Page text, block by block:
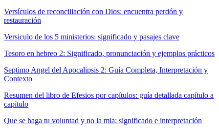
Versículos de reconciliación con Dios: encuentra perdón y
restauración
Versiculo de los 5 ministerios: significado y pasajes clave
Tesoro en hebreo 2: Significado, pronunciación y ejemplos prácticos
Septimo Angel del Apocalipsis 2: Guía Completa, Interpretación y
Contexto
Resumen del libro de Efesios por capítulos: guía detallada capítulo a
capítulo
Que se haga tu voluntad y no la mia: significado e interpretación